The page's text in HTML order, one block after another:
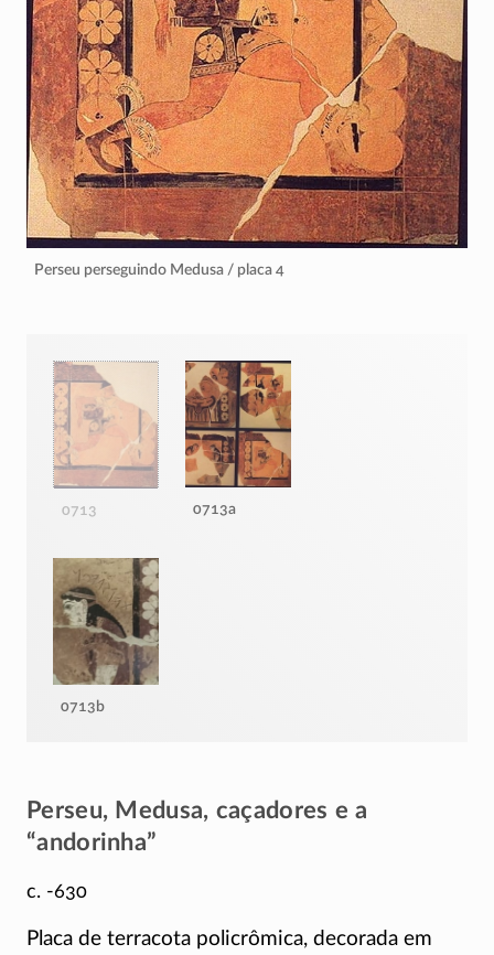
Perseu perseguindo Medusa / placa 4
0713 0713a
0713b
Perseu, Medusa, caçadores e a
“andorinha”
c. -630
Placa de terracota policrômica, decorada em